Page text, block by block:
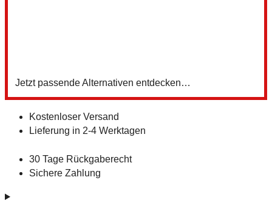
Jetzt passende Alternativen entdecken…
Kostenloser Versand
Lieferung in 2-4 Werktagen
30 Tage Rückgaberecht
Sichere Zahlung